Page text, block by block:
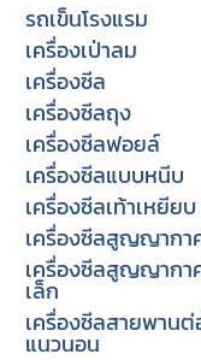
รถเข็นโรงแรม
เครื่องเป่าลม
เครื่องซีล
เครื่องซีลถุง
เครื่องซีลฟอยล์
เครื่องซีลแบบหนีบ
เครื่องซีลเท้าเหยียบ
เครื่องซีลสูญญากา
เครื่องซีลสูญญากา
เล็ก
เครื่องซีลสายพานต่
แนวนอน